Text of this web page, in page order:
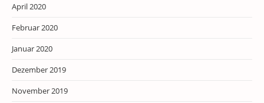
April 2020
Februar 2020
Januar 2020
Dezember 2019
November 2019